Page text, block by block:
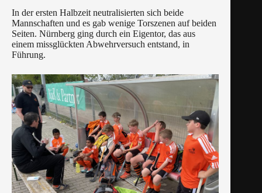
In der ersten Halbzeit neutralisierten sich beide
Mannschaften und es gab wenige Torszenen auf beiden
Seiten. Nürnberg ging durch ein Eigentor, das aus
einem missglückten Abwehrversuch entstand, in
Führung.